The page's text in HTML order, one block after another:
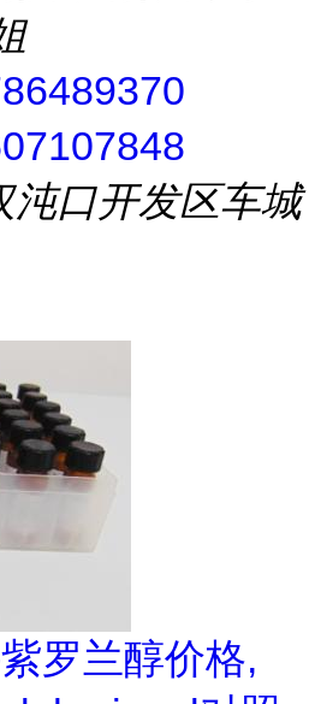
沌口开发区车城
罗兰醇价格,